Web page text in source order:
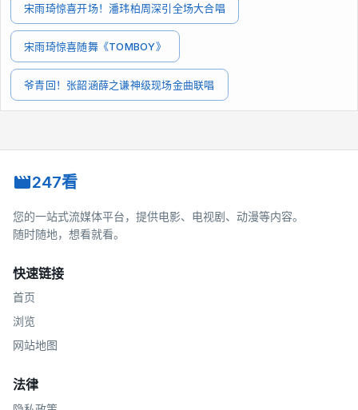
宋雨琦惊喜开场！潘玮柏周深引全场大合唱
宋雨琦惊喜随舞《TOMBOY》
爷青回！张韶涵薛之谦神级现场金曲联唱
247看
您的一站式流媒体平台，提供电影、电视剧、动漫等内容。
随时随地，想看就看。
快速链接
首页
浏览
网站地图
法律